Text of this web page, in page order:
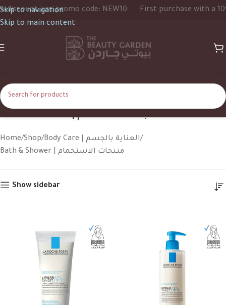
Skip to navigation
Skip to main content
promo code: NEW10 First purchase with a 10% discount,
Bath & Shower | منتجات الاستحمام
Home Shop
Body Care | العناية بالجسم
Bath & Shower | منتجات الاستحمام
Show sidebar